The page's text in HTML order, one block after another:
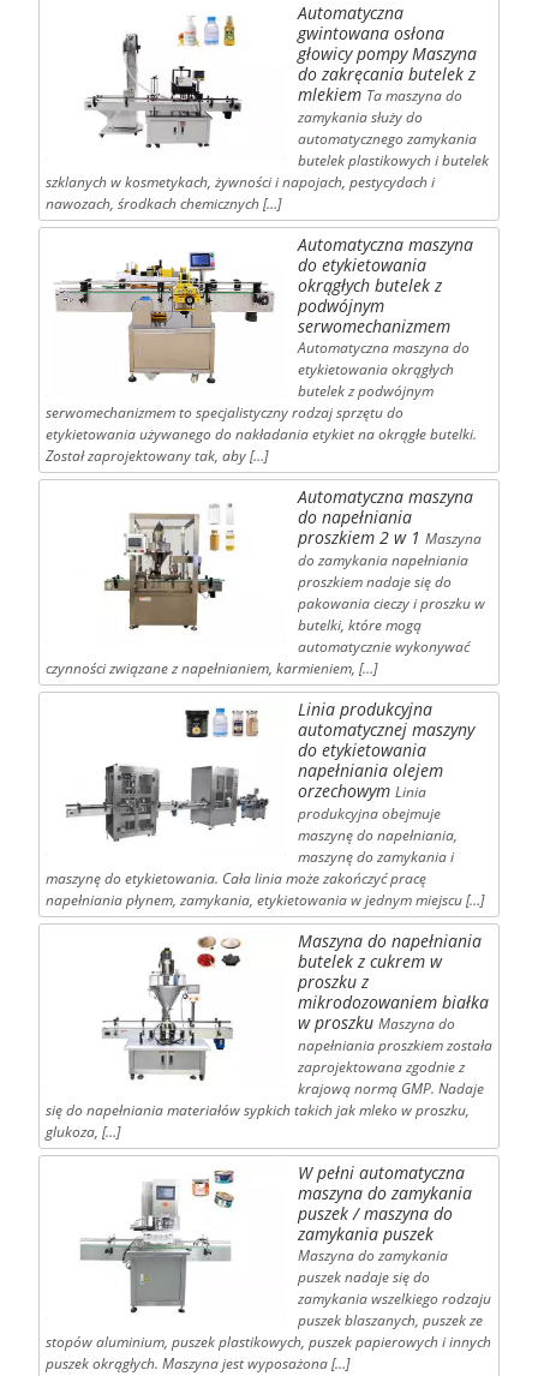
Automatyczna
gwintowana osłona
głowicy pompy Maszyna
do zakręcania butelek z
mlekiem Ta maszyna do
zamykania służy do
automatycznego zamykania
butelek plastikowych i butelek
szklanych w kosmetykach, żywności i napojach, pestycydach i
nawozach, środkach chemicznych […]
Automatyczna maszyna
do etykietowania
okrągłych butelek z
podwójnym
serwomechanizmem
Automatyczna maszyna do
etykietowania okrągłych
butelek z podwójnym
serwomechanizmem to specjalistyczny rodzaj sprzętu do
etykietowania używanego do nakładania etykiet na okrągłe butelki.
Został zaprojektowany tak, aby […]
Automatyczna maszyna
do napełniania
proszkiem 2 w 1 Maszyna
do zamykania napełniania
proszkiem nadaje się do
pakowania cieczy i proszku w
butelki, które mogą
automatycznie wykonywać
czynności związane z napełnianiem, karmieniem, […]
Linia produkcyjna
automatycznej maszyny
do etykietowania
napełniania olejem
orzechowym Linia
produkcyjna obejmuje
maszynę do napełniania,
maszynę do zamykania i
maszynę do etykietowania. Cała linia może zakończyć pracę
napełniania płynem, zamykania, etykietowania w jednym miejscu […]
Maszyna do napełniania
butelek z cukrem w
proszku z
mikrodozowaniem białka
w proszku Maszyna do
napełniania proszkiem została
zaprojektowana zgodnie z
krajową normą GMP. Nadaje
się do napełniania materiałów sypkich takich jak mleko w proszku,
glukoza, […]
W pełni automatyczna
maszyna do zamykania
puszek / maszyna do
zamykania puszek
Maszyna do zamykania
puszek nadaje się do
zamykania wszelkiego rodzaju
puszek blaszanych, puszek ze
stopów aluminium, puszek plastikowych, puszek papierowych i innych
puszek okrągłych. Maszyna jest wyposażona […]